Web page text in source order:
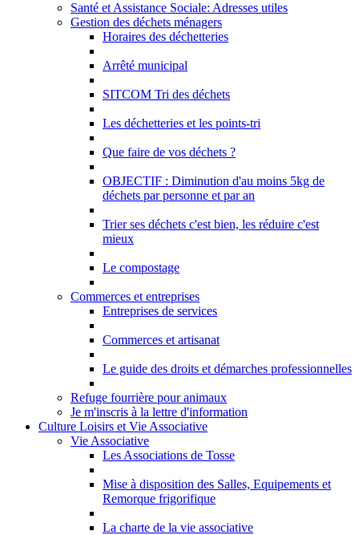
Santé et Assistance Sociale: Adresses utiles
Gestion des déchets ménagers
Horaires des déchetteries
Arrêté municipal
SITCOM Tri des déchets
Les déchetteries et les points-tri
Que faire de vos déchets ?
OBJECTIF : Diminution d'au moins 5kg de
déchets par personne et par an
Trier ses déchets c'est bien, les réduire c'est
mieux
Le compostage
Commerces et entreprises
Entreprises de services
Commerces et artisanat
Le guide des droits et démarches professionnelles
Refuge fourrière pour animaux
Je m'inscris à la lettre d'information
Culture Loisirs et Vie Associative
Vie Associative
Les Associations de Tosse
Mise à disposition des Salles, Equipements et
Remorque frigorifique
La charte de la vie associative